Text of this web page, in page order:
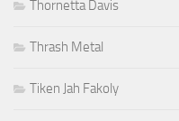
Thornetta Davis
Thrash Metal
Tiken Jah Fakoly